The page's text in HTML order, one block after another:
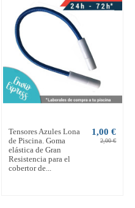
Tensores Azules Lona
de Piscina. Goma
elástica de Gran
Resistencia para el
cobertor de...
1,00 €
2,00 €